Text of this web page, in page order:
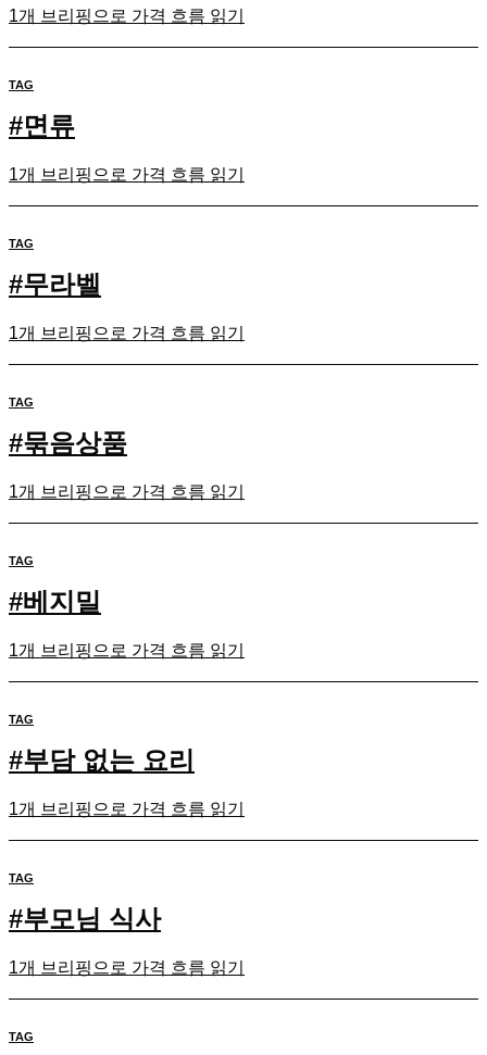
1개 브리핑으로 가격 흐름 읽기
TAG
#면류
1개 브리핑으로 가격 흐름 읽기
TAG
#무라벨
1개 브리핑으로 가격 흐름 읽기
TAG
#묶음상품
1개 브리핑으로 가격 흐름 읽기
TAG
#베지밀
1개 브리핑으로 가격 흐름 읽기
TAG
#부담 없는 요리
1개 브리핑으로 가격 흐름 읽기
TAG
#부모님 식사
1개 브리핑으로 가격 흐름 읽기
TAG